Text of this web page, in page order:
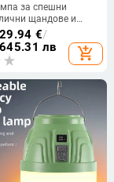
за спешни
щандове и
лм, ≤36 V, вход
батерия, корпус
сплав
€/
лв
add_shopping_cart